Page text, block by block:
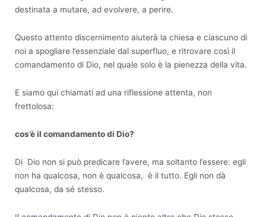
destinata a mutare, ad evolvere, a perire.
Questo attento discernimento aiuterà la chiesa e ciascuno di
noi a spogliare l’essenziale dal superfluo, e ritrovare così il
comandamento di Dio, nel quale solo è la pienezza della vita.
E siamo qui chiamati ad una riflessione attenta, non
frettolosa:
cos’è il comandamento di Dio?
Di Dio non si può predicare l’avere, ma soltanto l’essere: egli
non ha qualcosa, non è qualcosa, è il tutto. Egli non dà
qualcosa, da sé stesso.